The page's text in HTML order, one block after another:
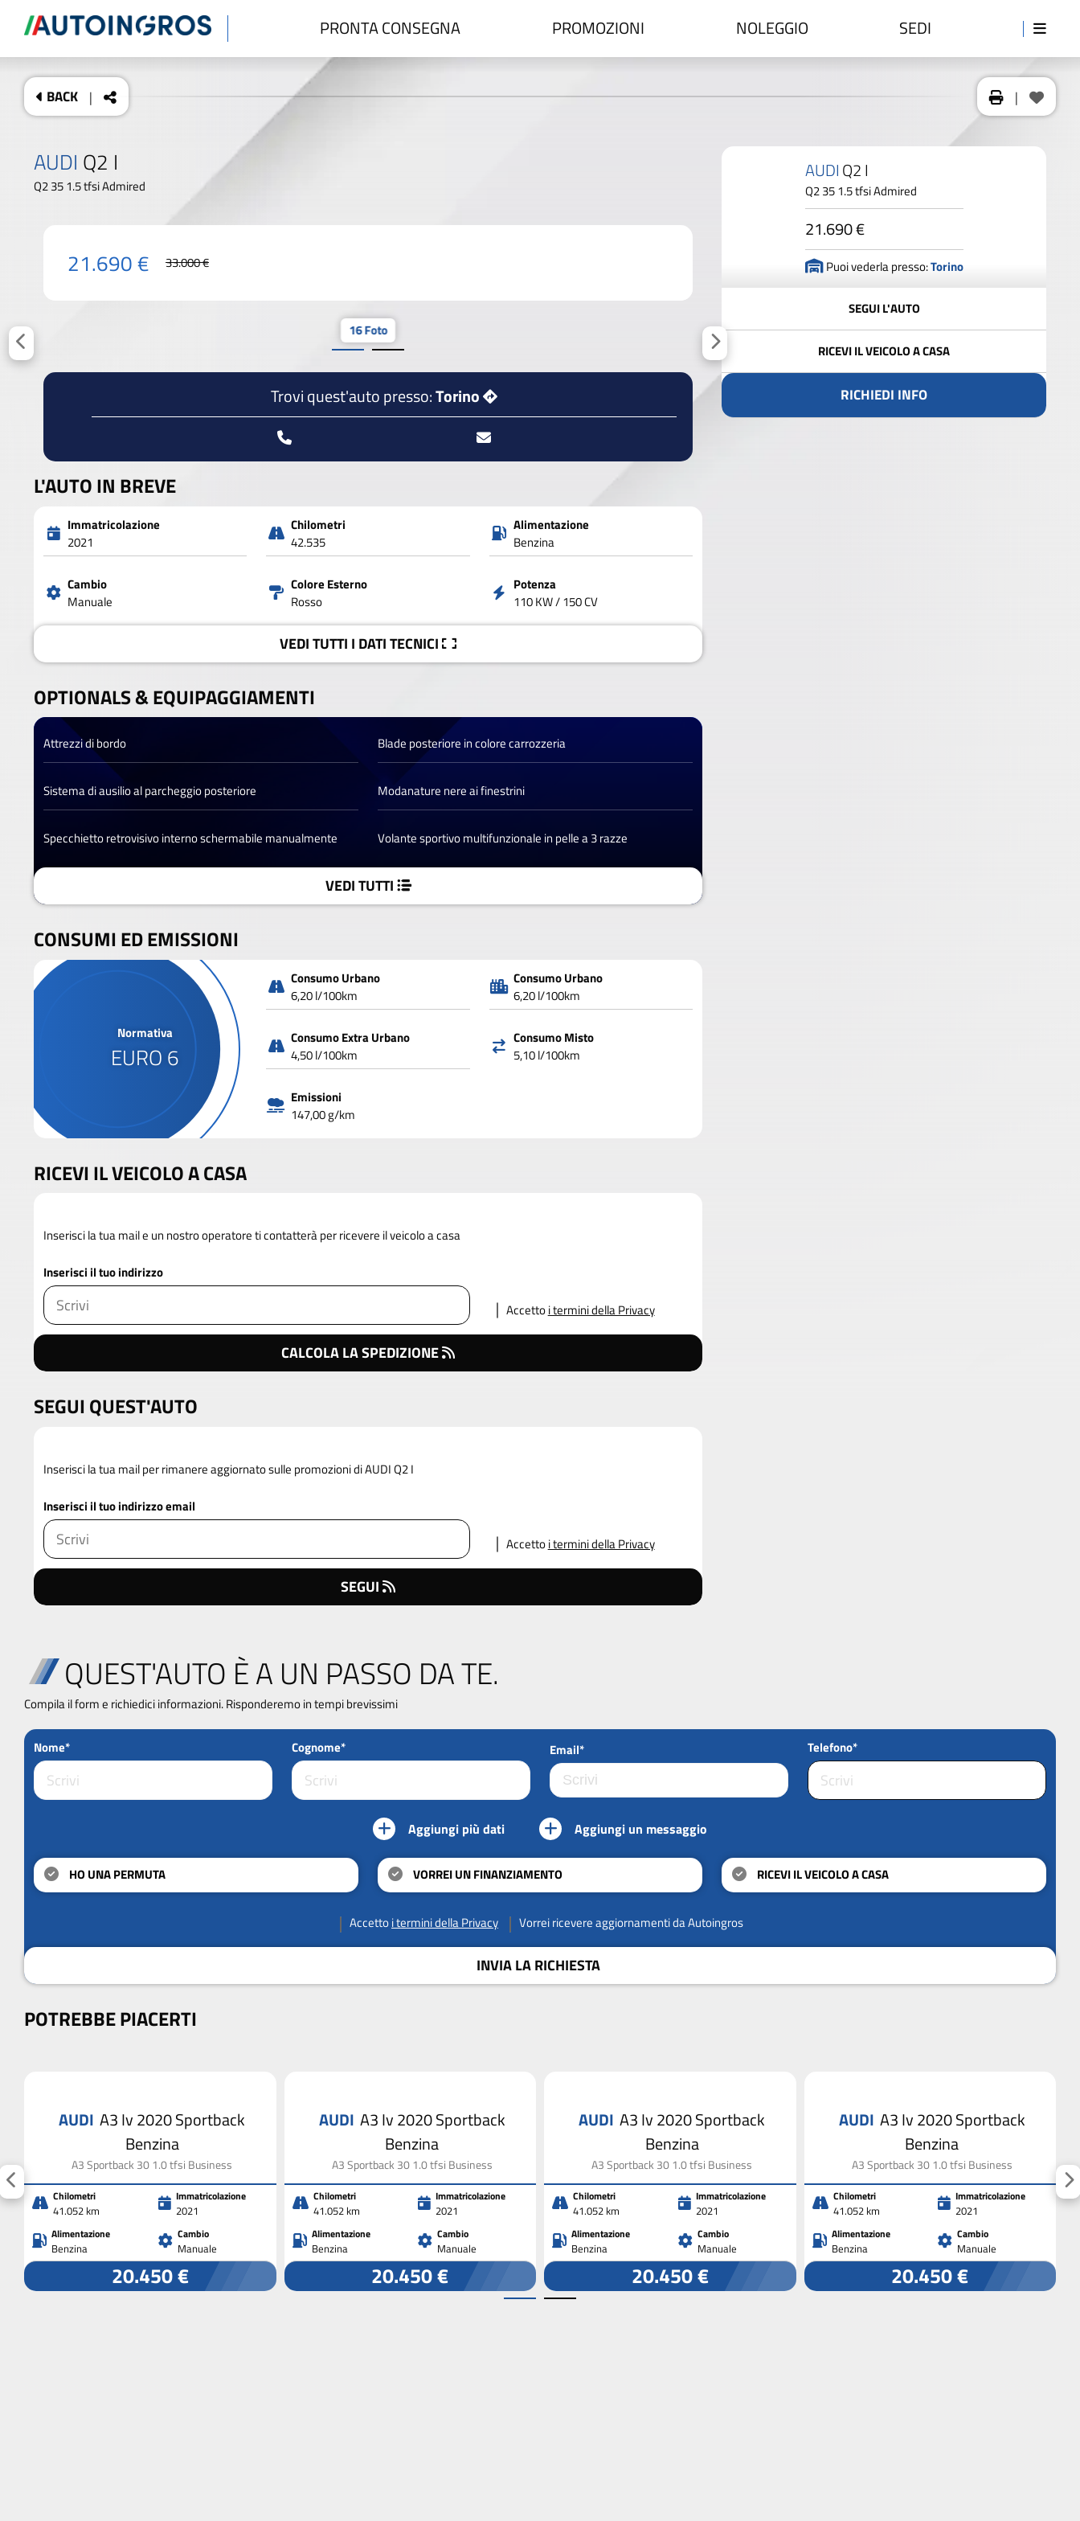
PRONTA CONSEGNA PROMOZIONI NOLEGGIO SEDI
BACK | |
AUDI Q2 I
Q2 35 1.5 tfsi Admired
21.690 € 33.000 €
16 Foto
Trovi quest'auto presso:Torino
L'AUTO IN BREVE
Immatricolazione
2021
Chilometri
42.535
Alimentazione
Benzina
Cambio
Manuale
Colore Esterno
Rosso
Potenza
110 KW / 150 CV
VEDITUTTI I DATITECNICI
OPTIONALS &EQUIPAGGIAMENTI
Attrezzi di bordo Blade posteriore in colore carrozzeria
Sistema di ausilio al parcheggio posteriore Modanature nere ai finestrini
Specchietto retrovisivo interno schermabile manualmente Volante sportivo multifunzionale in pelle a 3 razze
VEDI TUTTI
CONSUMI ED EMISSIONI
Normativa
EURO 6
Consumo Urbano
6,20 l/100km
Consumo Urbano
6,20 l/100km
Consumo Extra Urbano
4,50 l/100km
Consumo Misto
5,10 l/100km
Emissioni
147,00 g/km
RICEVI IL VEICOLO A CASA
Inserisci la tua mail e un nostro operatore ti contatterà per ricevere il veicolo a casa
Inserisci il tuo indirizzo
Accettoi termini della Privacy
CALCOLA LA SPEDIZIONE
SEGUI QUEST'AUTO
Inserisci la tua mail per rimanere aggiornato sulle promozioni di AUDI Q2 I
Inserisci il tuo indirizzo email
Accettoi termini della Privacy
SEGUI
AUDIQ2 I
Q2 35 1.5 tfsi Admired
21.690 €
Puoi vederla presso:Torino
SEGUI L'AUTO
RICEVI IL VEICOLO A CASA
RICHIEDI INFO
QUEST'AUTO È A UN PASSO DA TE.
Compila il form e richiedici informazioni. Risponderemo in tempi brevissimi
Nome* Cognome* Email* Telefono*
Aggiungi più dati Aggiungi un messaggio
HO UNA PERMUTA VORREI UN FINANZIAMENTO RICEVI IL VEICOLO A CASA
Accettoi termini della Privacy Vorrei ricevere aggiornamenti da Autoingros
INVIA LA RICHIESTA
POTREBBE PIACERTI
AUDI A3 Iv 2020 Sportback
Benzina
A3 Sportback 30 1.0 tfsi Business
Chilometri
41.052 km
Immatricolazione
2021
Alimentazione
Benzina
Cambio
Manuale
20.450 €
AUDI A3 Iv 2020 Sportback
Benzina
A3 Sportback 30 1.0 tfsi Business
Chilometri
41.052 km
Immatricolazione
2021
Alimentazione
Benzina
Cambio
Manuale
20.450 €
AUDI A3 Iv 2020 Sportback
Benzina
A3 Sportback 30 1.0 tfsi Business
Chilometri
41.052 km
Immatricolazione
2021
Alimentazione
Benzina
Cambio
Manuale
20.450 €
AUDI A3 Iv 2020 Sportback
Benzina
A3 Sportback 30 1.0 tfsi Business
Chilometri
41.052 km
Immatricolazione
2021
Alimentazione
Benzina
Cambio
Manuale
20.450 €